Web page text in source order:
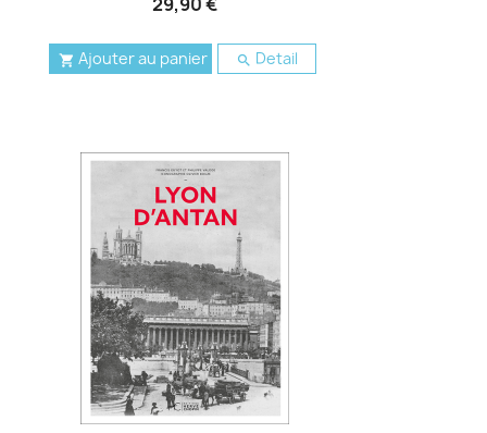
 Ajouter au panier  Detail